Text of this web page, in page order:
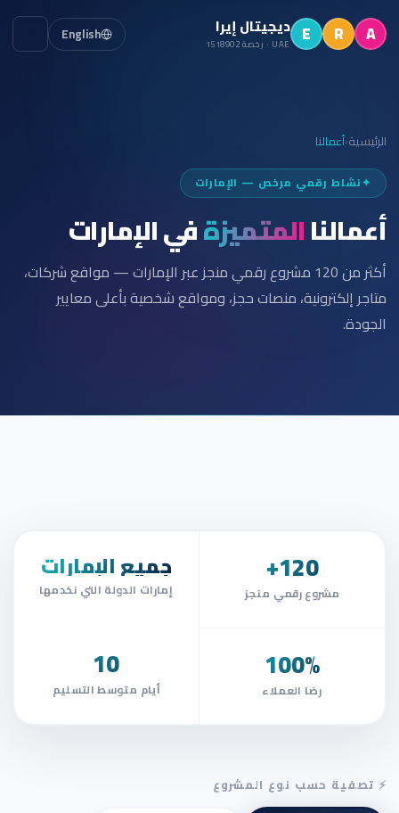
E R A ديجيتال إيرا
UAE · رخصة 1518902 English
الرئيسية›أعمالنا
✦نشاط رقمي مرخص — الإمارات
أعمالناالمتميزةفي الإمارات
أكثر من 120 مشروع رقمي منجز عبر الإمارات — مواقع شركات،
متاجر إلكترونية، منصات حجز، ومواقع شخصية بأعلى معايير
الجودة.
120+
مشروع رقمي منجز
جميع الإمارات
إمارات الدولة التي نخدمها
100%
رضا العملاء
10
أيام متوسط التسليم
⚡ تصفية حسب نوع المشروع